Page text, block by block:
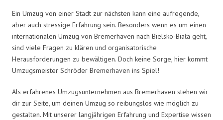
Ein Umzug von einer Stadt zur nächsten kann eine aufregende,
aber auch stressige Erfahrung sein. Besonders wenn es um einen
internationalen Umzug von Bremerhaven nach Bielsko-Biała geht,
sind viele Fragen zu klären und organisatorische
Herausforderungen zu bewältigen. Doch keine Sorge, hier kommt
Umzugsmeister Schröder Bremerhaven ins Spiel!
Als erfahrenes Umzugsunternehmen aus Bremerhaven stehen wir
dir zur Seite, um deinen Umzug so reibungslos wie möglich zu
gestalten. Mit unserer langjährigen Erfahrung und Expertise wissen